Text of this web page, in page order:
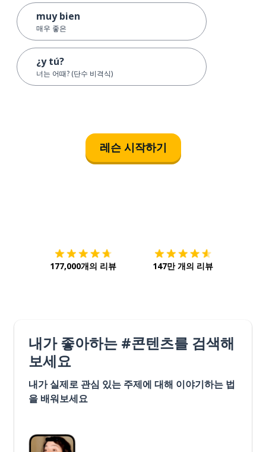
muy bien
매우 좋은
¿y tú?
너는 어때? (단수 비격식)
레슨 시작하기
177,000개의 리뷰 147만 개의 리뷰
내가 좋아하는 #콘텐츠를 검색해
보세요
내가 실제로 관심 있는 주제에 대해 이야기하는 법
을 배워보세요